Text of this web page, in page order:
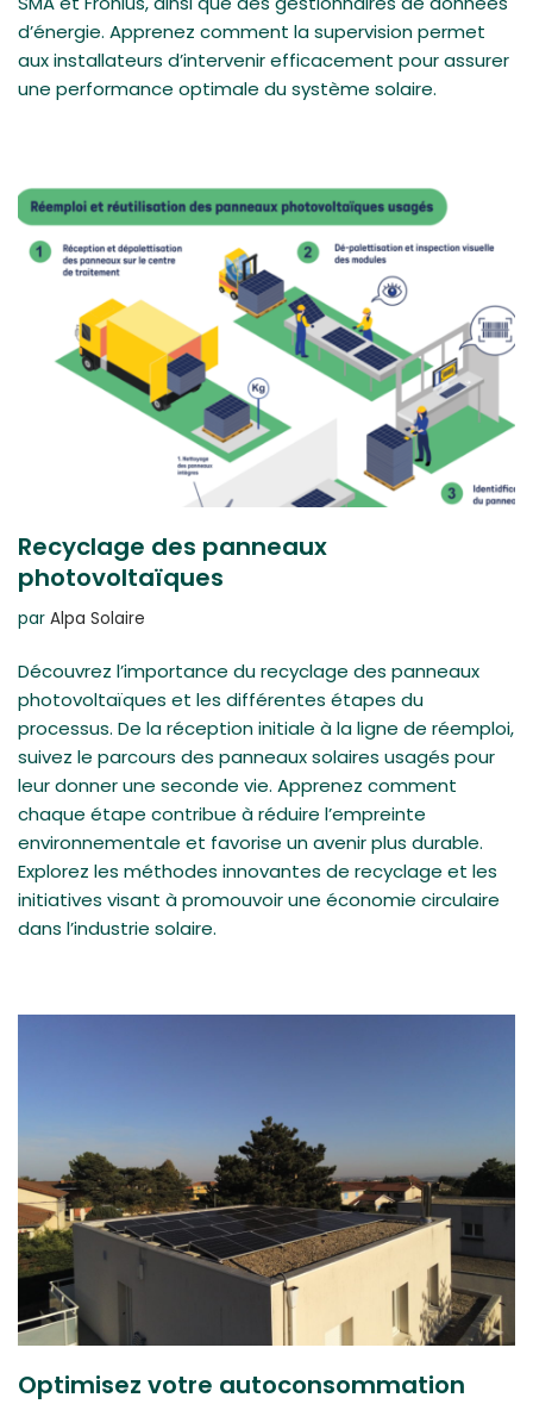
d’énergie. Apprenez comment la supervision permet
aux installateurs d’intervenir efficacement pour assurer
une performance optimale du système solaire.
Recyclage des panneaux
photovoltaïques
par Alpa Solaire
Découvrez l’importance du recyclage des panneaux
photovoltaïques et les différentes étapes du
processus. De la réception initiale à la ligne de réemploi,
suivez le parcours des panneaux solaires usagés pour
leur donner une seconde vie. Apprenez comment
chaque étape contribue à réduire l’empreinte
environnementale et favorise un avenir plus durable.
Explorez les méthodes innovantes de recyclage et les
initiatives visant à promouvoir une économie circulaire
dans l’industrie solaire.
Optimisez votre autoconsommation